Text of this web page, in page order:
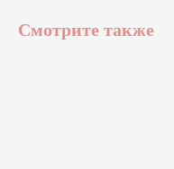
Смотрите также